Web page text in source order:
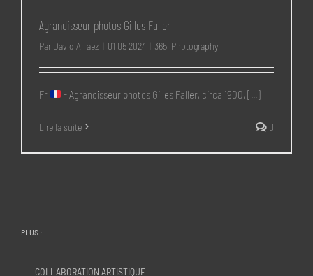
Agrandisseur photos Gilles Faller
Par David Arraez | 01 05 2024 | 365, Photography
Fr - Agrandisseur photos Gilles Faller, circa 1900, [...]
Lire la suite 0
PLUS :
COLLABORATION ARTISTIQUE